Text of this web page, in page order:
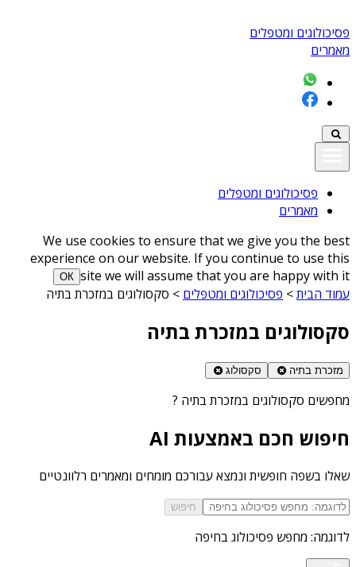
פסיכולוגים ומטפלים
מאמרים
פסיכולוגים ומטפלים
מאמרים
We use cookies to ensure that we give you the best
experience on our website. If you continue to use this
site we will assume that you are happy with it
ОК
עמוד הבית> פסיכולוגים ומטפלים > סקסולוגים במזכרת בתיה
סקסולוגים במזכרת בתיה
מזכרת בתיה סקסולוג
מחפשים סקסולוגים במזכרת בתיה ?
חיפוש חכם באמצעות AI
שאלו בשפה חופשית ונמצא עבורכם מומחים ומאמרים רלוונטיים
חיפוש
לדוגמה: מחפש פסיכולוג בחיפה